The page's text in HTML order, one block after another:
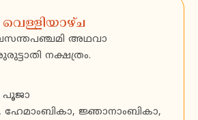
വസന്തപഞ്ചമി അഥവാ
നക്ഷത്രം.
പൂജാ
ഹേമാംബികാ, ജ്ഞാനാംബികാ,